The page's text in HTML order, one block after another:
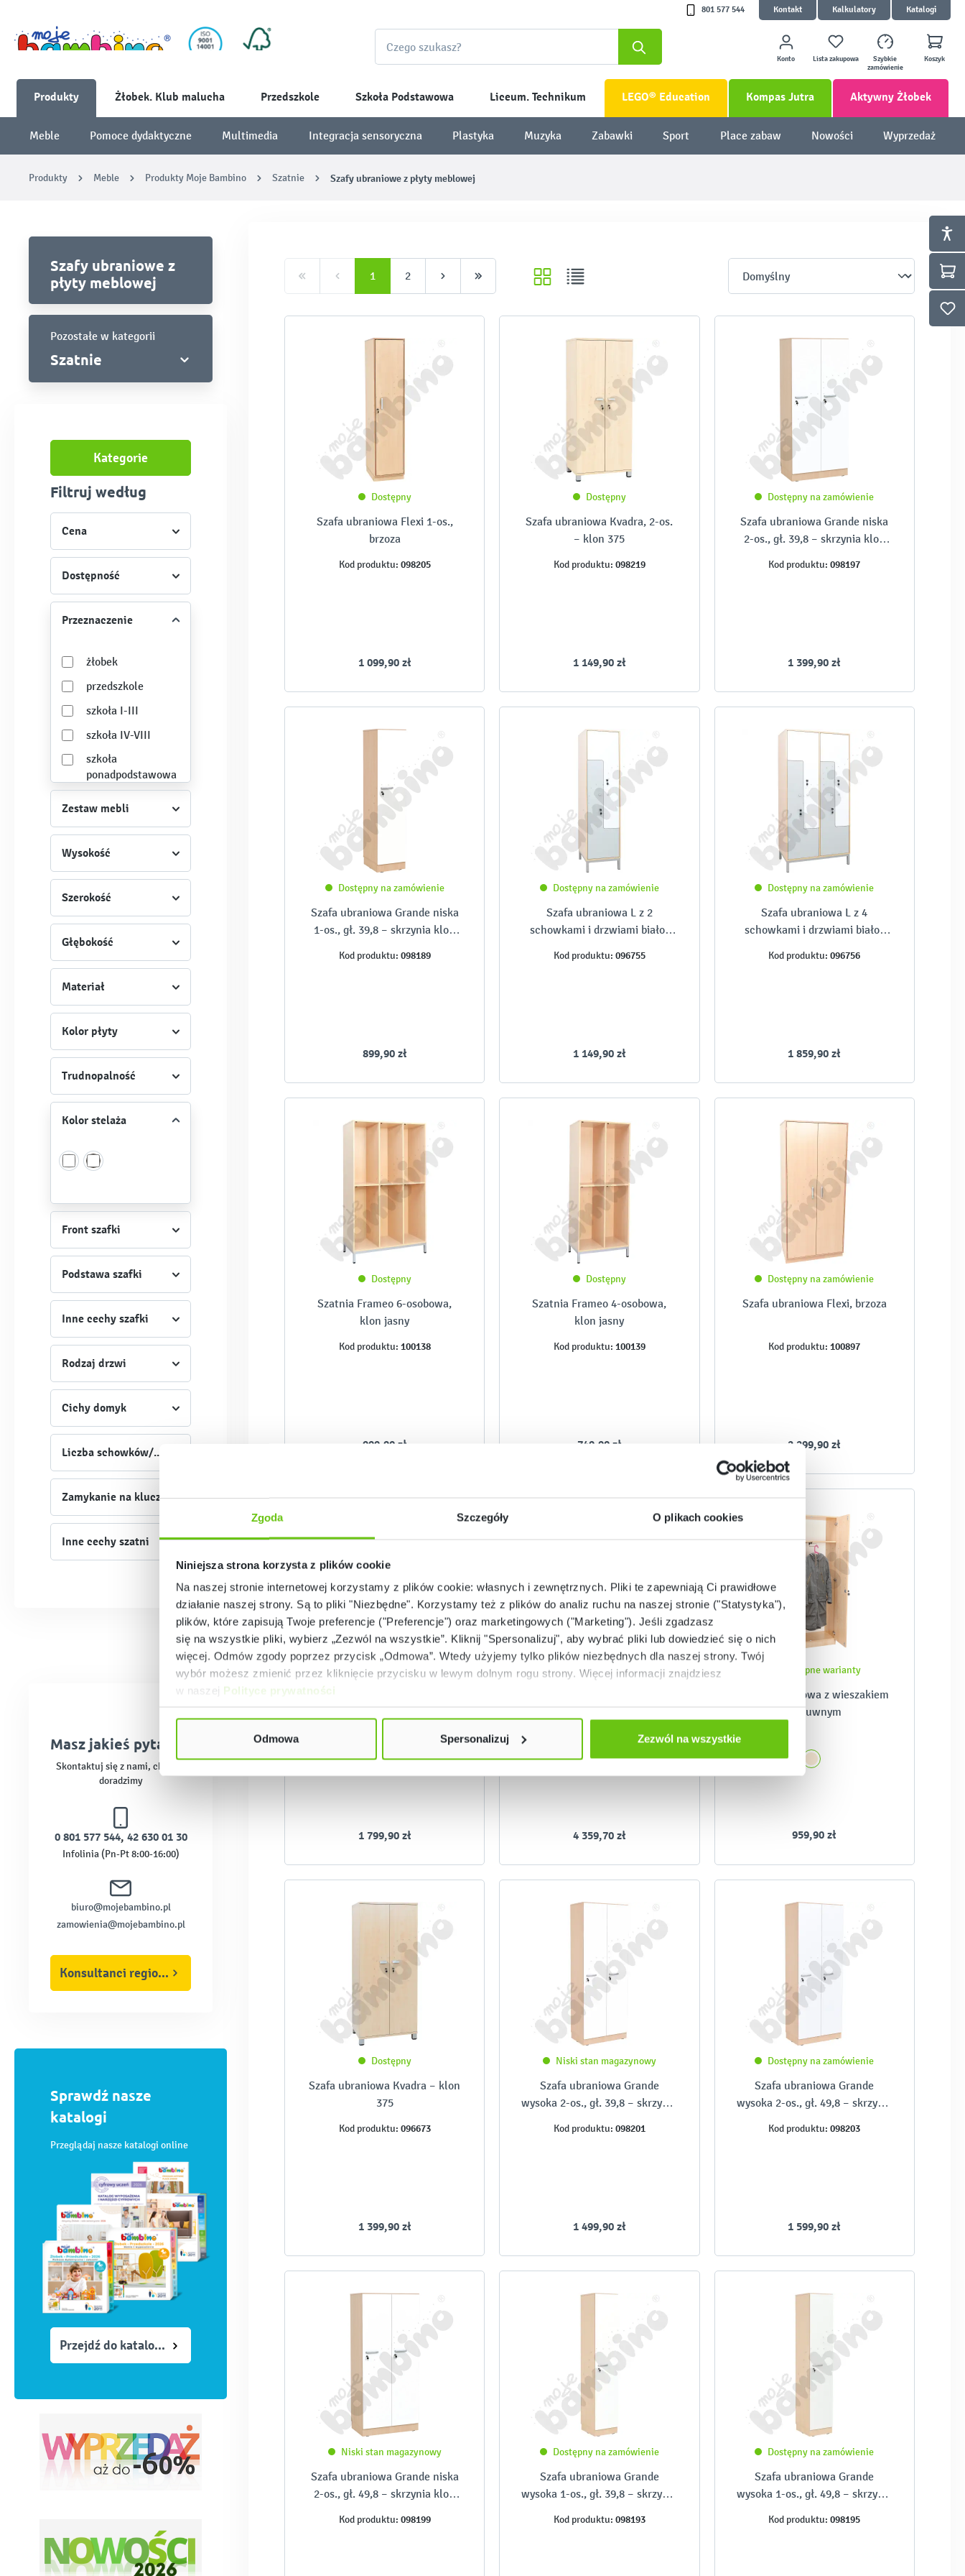
Zgoda Szczegóły O plikach cookies
Niniejsza strona korzysta z plików cookie
Na naszej stronie internetowej korzystamy z plików cookie: własnych i zewnętrznych. Pliki te zapewniają Ci prawidłowe
działanie naszej strony. Są to pliki "Niezbędne". Korzystamy też z plików do analiz ruchu na naszej stronie ("Statystyka"),
plików, które zapisują Twoje preferencje ("Preferencje") oraz marketingowych ("Marketing"). Jeśli zgadzasz
się na wszystkie pliki, wybierz „Zezwól na wszystkie”. Kliknij "Spersonalizuj", aby wybrać pliki lub dowiedzieć się o nich
więcej. Odmów zgody poprzez przycisk „Odmowa”. Wtedy użyjemy tylko plików niezbędnych dla naszej strony. Twój
wybór możesz zmienić przez kliknięcie przycisku w lewym dolnym rogu strony. Więcej informacji znajdziesz
w naszej Polityce prywatności
Odmowa Spersonalizuj Zezwól na wszystkie
801 577 544 Kontakt Kalkulatory Katalogi
Konto Lista zakupowa
Szybkie
zamówienie
Koszyk
Produkty Żłobek. Klub malucha Przedszkole Szkoła Podstawowa Liceum. Technikum LEGO® Education Kompas Jutra Aktywny Żłobek
Meble Pomoce dydaktyczne Multimedia Integracja sensoryczna Plastyka Muzyka Zabawki Sport Place zabaw Nowości Wyprzedaż
Produkty Meble Produkty Moje Bambino Szatnie Szafy ubraniowe z płyty meblowej
Szafy ubraniowe z
płyty meblowej
Pozostałe w kategorii
Szatnie
Kategorie
Filtruj według
Cena
Dostępność
Przeznaczenie
żłobek
przedszkole
szkoła I-III
szkoła IV-VIII
szkoła
ponadpodstawowa
biuro
zaplecze
Zestaw mebli
Wysokość
Szerokość
Głębokość
Materiał
Kolor płyty
Trudnopalność
Kolor stelaża
Front szafki
Podstawa szafki
Inne cechy szafki
Rodzaj drzwi
Cichy domyk
Liczba schowków/wieszaków
Zamykanie na klucz
Inne cechy szatni
Masz jakieś pytania?
Skontaktuj się z nami, chętnie
doradzimy
0 801 577 544, 42 630 01 30
Infolinia (Pn-Pt 8:00-16:00)
biuro@mojebambino.pl
zamowienia@mojebambino.pl
Konsultanci regionalni
Sprawdź nasze
katalogi
Przeglądaj nasze katalogi online
Przejdź do katalogów
1 2
Dostępny
Szafa ubraniowa Flexi 1-os.,
brzoza
Kod produktu: 098205
1 099,90 zł
Dostępny
Szafa ubraniowa Kvadra, 2-os.
– klon 375
Kod produktu: 098219
1 149,90 zł
Dostępny na zamówienie
Szafa ubraniowa Grande niska
2-os., gł. 39,8 – skrzynia klon
Kod produktu: 098197
1 399,90 zł
Dostępny na zamówienie
Szafa ubraniowa Grande niska
1-os., gł. 39,8 – skrzynia klon
Kod produktu: 098189
899,90 zł
Dostępny na zamówienie
Szafa ubraniowa L z 2
schowkami i drzwiami biało-
Kod produktu: 096755
1 149,90 zł
Dostępny na zamówienie
Szafa ubraniowa L z 4
schowkami i drzwiami biało-
Kod produktu: 096756
1 859,90 zł
Dostępny
Szatnia Frameo 6-osobowa,
klon jasny
Kod produktu: 100138
999,90 zł
Dostępny
Szatnia Frameo 4-osobowa,
klon jasny
Kod produktu: 100139
749,90 zł
Dostępny na zamówienie
Szafa ubraniowa Flexi, brzoza
Kod produktu: 100897
2 299,90 zł
Dostępny na zamówienie
Szafa ubraniowa Flexi, brzoza
1 799,90 zł
Dostępny na zamówienie
100346
4 359,70 zł
Dostępne warianty
Szafa ubraniowa z wieszakiem
wysuwnym
959,90 zł
Dostępny
Szafa ubraniowa Kvadra – klon
375
Kod produktu: 096673
1 399,90 zł
Niski stan magazynowy
Szafa ubraniowa Grande
wysoka 2-os., gł. 39,8 – skrzynia
Kod produktu: 098201
1 499,90 zł
Dostępny na zamówienie
Szafa ubraniowa Grande
wysoka 2-os., gł. 49,8 – skrzynia
Kod produktu: 098203
1 599,90 zł
Niski stan magazynowy
Szafa ubraniowa Grande niska
2-os., gł. 49,8 – skrzynia klon
Kod produktu: 098199
Dostępny na zamówienie
Szafa ubraniowa Grande
wysoka 1-os., gł. 39,8 – skrzynia
Kod produktu: 098193
Dostępny na zamówienie
Szafa ubraniowa Grande
wysoka 1-os., gł. 49,8 – skrzynia
Kod produktu: 098195